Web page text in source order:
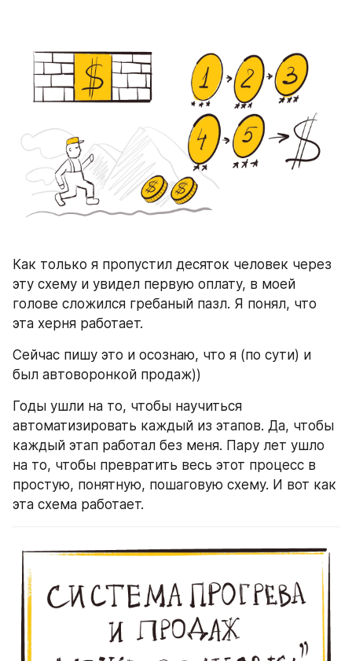
Как только я пропустил десяток человек через
эту схему и увидел первую оплату, в моей
голове сложился гребаный пазл. Я понял, что
эта херня работает.
Сейчас пишу это и осознаю, что я (по сути) и
был автоворонкой продаж))
Годы ушли на то, чтобы научиться
автоматизировать каждый из этапов. Да, чтобы
каждый этап работал без меня. Пару лет ушло
на то, чтобы превратить весь этот процесс в
простую, понятную, пошаговую схему. И вот как
эта схема работает.